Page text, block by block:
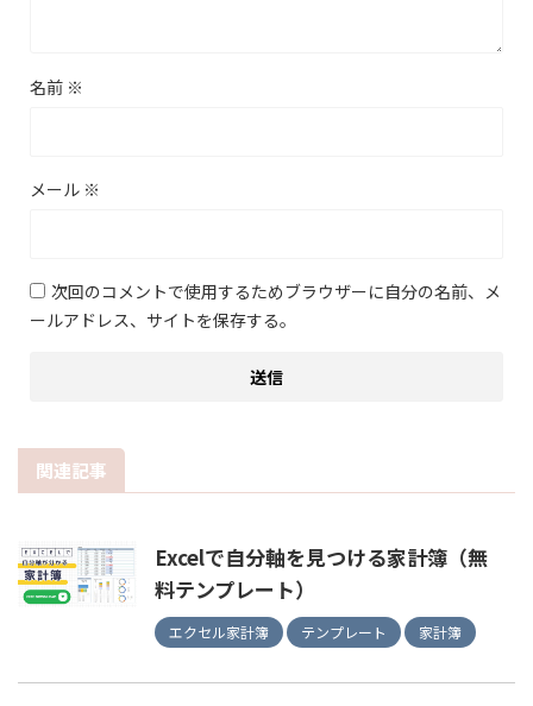
名前 ※
メール ※
次回のコメントで使用するためブラウザーに自分の名前、メ
ールアドレス、サイトを保存する。
関連記事
Excelで自分軸を見つける家計簿（無
料テンプレート）
エクセル家計簿 テンプレート 家計簿